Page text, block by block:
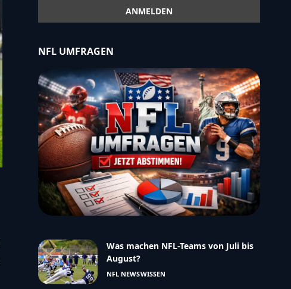
NFL UMFRAGEN
Was machen NFL-Teams von Juli bis
August?
NFL NEWSWISSEN